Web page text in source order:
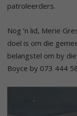
patroleerders.
Nog ‘n lid, Merie
doel is om die
belangstel om by
Boyce by 073 444